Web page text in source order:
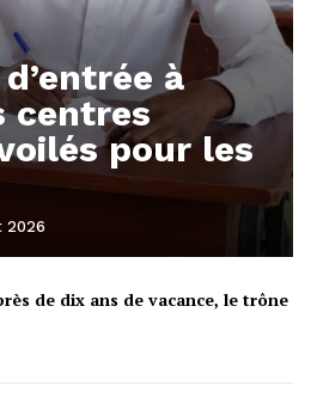
à
centres
pour les
2026
de dix ans de vacance, le trône